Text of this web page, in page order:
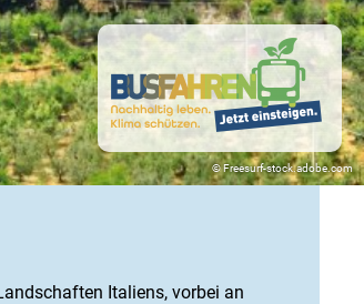
© Freesurf-stock.adobe.com
Italiens, vorbei an